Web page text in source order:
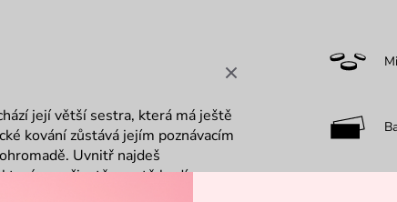
její větší sestra, která má ještě
kování zůstává jejím poznávacím
Uvnitř najdeš
se v životě prostě hodí.